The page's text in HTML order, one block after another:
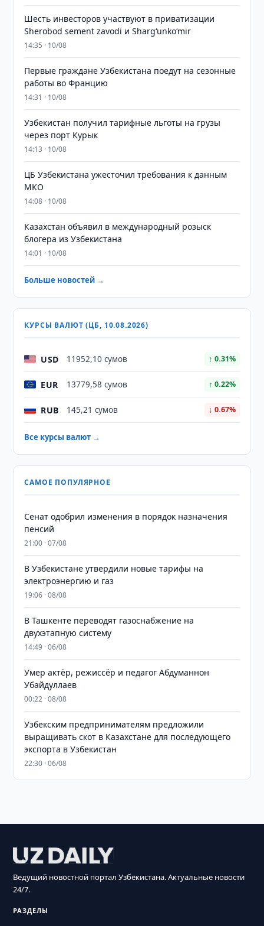
Шесть инвесторов участвуют в приватизации
Sherobod sement zavodi и Shargʻunkoʻmir
14:35 · 10/08
Первые граждане Узбекистана поедут на сезонные
работы во Францию
14:31 · 10/08
Узбекистан получил тарифные льготы на грузы
через порт Курык
14:13 · 10/08
ЦБ Узбекистана ужесточил требования к данным
МКО
14:08 · 10/08
Казахстан объявил в международный розыск
блогера из Узбекистана
14:01 · 10/08
Больше новостей →
КУРСЫ ВАЛЮТ (ЦБ, 10.08.2026)
USD 11952,10 сумов ↑ 0.31%
EUR 13779,58 сумов ↑ 0.22%
RUB 145,21 сумов ↓ 0.67%
Все курсы валют →
САМОЕ ПОПУЛЯРНОЕ
Сенат одобрил изменения в порядок назначения
пенсий
21:00 · 07/08
В Узбекистане утвердили новые тарифы на
электроэнергию и газ
19:06 · 08/08
В Ташкенте переводят газоснабжение на
двухэтапную систему
14:49 · 06/08
Умер актёр, режиссёр и педагог Абдуманнон
Убайдуллаев
00:22 · 08/08
Узбекским предпринимателям предложили
выращивать скот в Казахстане для последующего
экспорта в Узбекистан
22:30 · 06/08
Ведущий новостной портал Узбекистана. Актуальные новости
24/7.
РАЗДЕЛЫ